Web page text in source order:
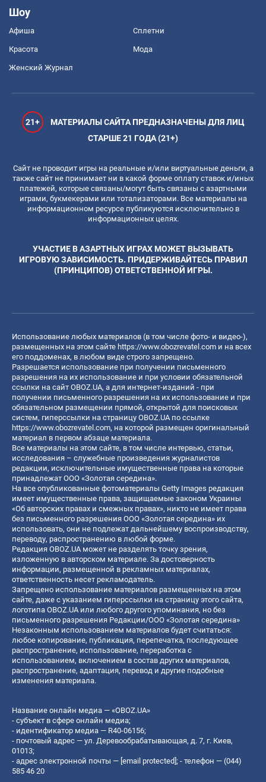
Шоу
Афиша Сплетни
Красота Мода
Женский Журнал
21+
МАТЕРИАЛЫ САЙТА ПРЕДНАЗНАЧЕНЫ ДЛЯ ЛИЦ
СТАРШЕ 21 ГОДА (21+)
Сайт не проводит игры на реальные и/или виртуальные деньги, а
также сайт не принимает ни в какой форме оплату ставок и/иных
платежей, которые связаны/могут быть связаны с азартными
играми, букмекерами или тотализаторами. Все материалы на
информационном ресурсе публикуются исключительно в
информационных целях.
УЧАСТИЕ В АЗАРТНЫХ ИГРАХ МОЖЕТ ВЫЗЫВАТЬ
ИГРОВУЮ ЗАВИСИМОСТЬ. ПРИДЕРЖИВАЙТЕСЬ ПРАВИЛ
(ПРИНЦИПОВ) ОТВЕТСТВЕННОЙ ИГРЫ.
Использование любых материалов (в том числе фото- и видео-),
размещенных на этом сайте https://www.obozrevatel.com и на всех
его поддоменах, в любом виде строго запрещено.
Разрешается использование при получении письменного
разрешения на их использование и при условии обязательной
ссылки на сайт OBOZ.UA, а для интернет-изданий - при
получении письменного разрешения на их использование и при
обязательном размещении прямой, открытой для поисковых
систем, гиперссылки на страницу OBOZ.UA по ссылке
https://www.obozrevatel.com, на которой размещен оригинальный
материал в первом абзаце материала.
Все материалы на этом сайте, в том числе интервью, статьи,
исследования – служебные произведения журналистов
редакции, исключительные имущественные права на которые
принадлежат ООО «Золотая середина».
На все опубликованные фотоматериалы Getty Images редакция
имеет имущественные права, защищаемые законом Украины
«Об авторских правах и смежных правах», никто не имеет права
без письменного разрешения ООО «Золотая середина» их
использовать, они не подлежат дальнейшему воспроизводству,
переводу, распространению в любой форме.
Редакция OBOZ.UA может не разделять точку зрения,
изложенную в авторском материале. За достоверность
информации, размещенной в рекламных материалах,
ответственность несет рекламодатель.
Запрещено использование материалов размещенных на этом
сайте, даже с указанием гиперссылки на страницу этого сайта,
логотипа OBOZ.UA или любого другого упоминания, но без
письменного разрешения Редакции/ООО «Золотая середина»
Незаконным использованием материалов будет считаться:
любое копирование, публикация, перепечатка, последующее
распространение, использование, переработка с
использованием, включением в состав других материалов,
распространение, адаптация, перевод и другие подобные
изменения материала.
Название онлайн медиа — «OBOZ.UA»
- субъект в сфере онлайн медиа;
- идентификатор медиа — R40-06156;
- почтовый адрес — ул. Деревообрабатывающая, д. 7, г. Киев,
01013;
- адрес электронной почты — [email protected]; - телефон — (044)
585 46 20